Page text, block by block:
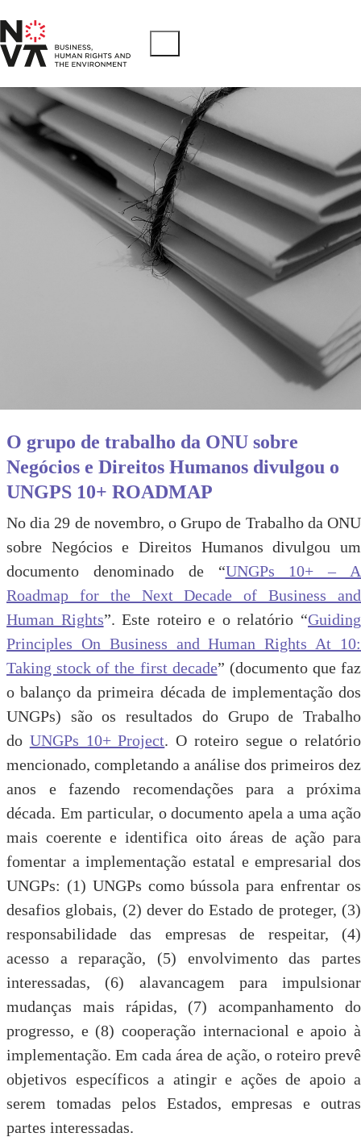
O grupo de trabalho da ONU sobre
Negócios e Direitos Humanos divulgou o
UNGPS 10+ ROADMAP
No dia 29 de novembro, o Grupo de Trabalho da ONU
sobre Negócios e Direitos Humanos divulgou um
documento denominado de “UNGPs 10+ – A
Roadmap for the Next Decade of Business and
Human Rights”. Este roteiro e o relatório “Guiding
Principles On Business and Human Rights At 10:
Taking stock of the first decade” (documento que faz
o balanço da primeira década de implementação dos
UNGPs) são os resultados do Grupo de Trabalho
do UNGPs 10+ Project. O roteiro segue o relatório
mencionado, completando a análise dos primeiros dez
anos e fazendo recomendações para a próxima
década. Em particular, o documento apela a uma ação
mais coerente e identifica oito áreas de ação para
fomentar a implementação estatal e empresarial dos
UNGPs: (1) UNGPs como bússola para enfrentar os
desafios globais, (2) dever do Estado de proteger, (3)
responsabilidade das empresas de respeitar, (4)
acesso a reparação, (5) envolvimento das partes
interessadas, (6) alavancagem para impulsionar
mudanças mais rápidas, (7) acompanhamento do
progresso, e (8) cooperação internacional e apoio à
implementação. Em cada área de ação, o roteiro prevê
objetivos específicos a atingir e ações de apoio a
serem tomadas pelos Estados, empresas e outras
partes interessadas.